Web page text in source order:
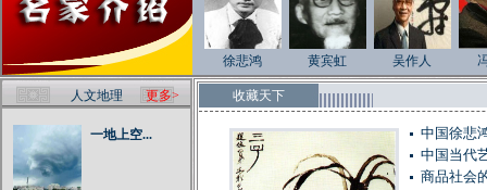
徐悲鸿 黄宾虹 吴作人
人文地理 更多>
一地上空...
收藏天下
中国徐悲
中国当代
商品社会